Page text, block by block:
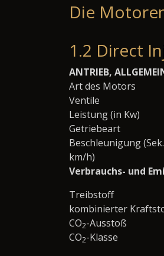
Die
1.2 Direct
ANTRIEB,
Art des Motors
Ventile
Leistung (in Kw)
Getriebeart
Beschleunigung
km/h)
Verbrauchs- und
Treibstoff
kombinierter
CO2-Ausstoß
CO2-Klasse